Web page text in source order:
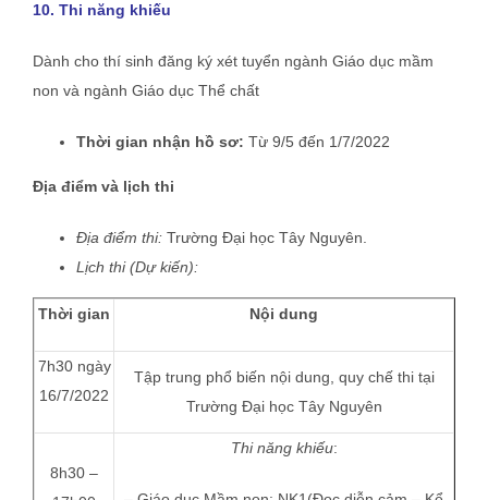
10. Thi năng khiếu
Dành cho thí sinh đăng ký xét tuyển ngành Giáo dục mầm
non và ngành Giáo dục Thể chất
Thời gian nhận hồ sơ: Từ 9/5 đến 1/7/2022
Địa điểm và lịch thi
Địa điểm thi: Trường Đại học Tây Nguyên.
Lịch thi(Dự kiến):
Thời gian Nội dung
7h30 ngày
16/7/2022
Tập trung phổ biến nội dung, quy chế thi tại
Trường Đại học Tây Nguyên
8h30 –
Thi năng khiếu: